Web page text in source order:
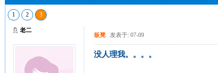
1 2 3
老二
板凳 发表于: 07-09
没人理我。。。。